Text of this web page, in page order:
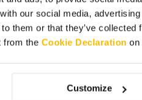
our social media,
them or that they’ve
from the Cookie Declaration on
Customize